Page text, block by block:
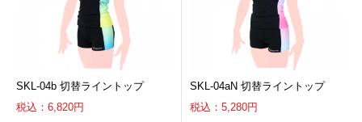
SKL-04b 切替ライントップ
税込：6,820円
SKL-04aN 切替ライントップ
税込：5,280円